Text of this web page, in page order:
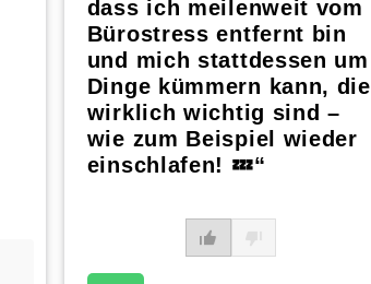
dass ich meilenweit vom
Bürostress entfernt bin
und mich stattdessen um
Dinge kümmern kann, die
wirklich wichtig sind –
wie zum Beispiel wieder
einschlafen! 💤“